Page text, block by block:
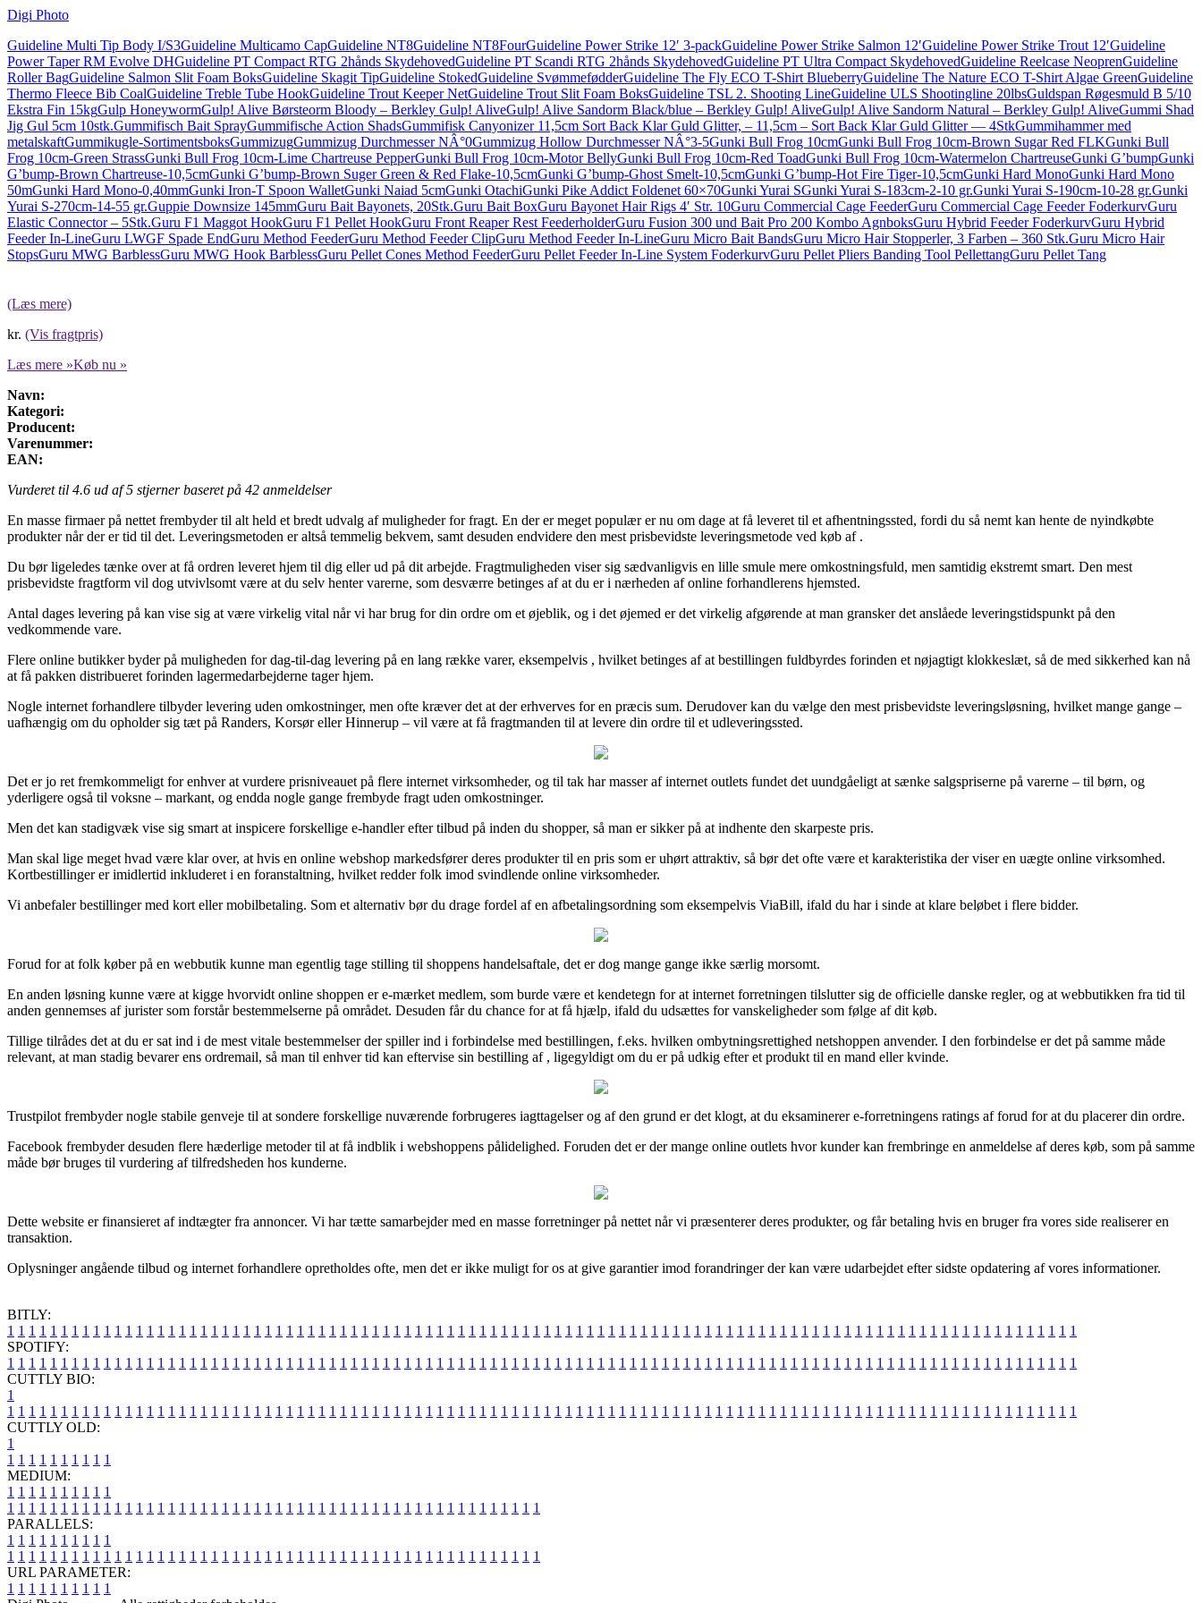
Digi Photo
Guideline Multi Tip Body I/S3Guideline Multicamo CapGuideline NT8Guideline NT8FourGuideline Power Strike 12′ 3-packGuideline Power Strike Salmon 12′Guideline Power Strike Trout 12′Guideline
Power Taper RM Evolve DHGuideline PT Compact RTG 2hånds SkydehovedGuideline PT Scandi RTG 2hånds SkydehovedGuideline PT Ultra Compact SkydehovedGuideline Reelcase NeoprenGuideline
Roller BagGuideline Salmon Slit Foam BoksGuideline Skagit TipGuideline StokedGuideline SvømmefødderGuideline The Fly ECO T-Shirt BlueberryGuideline The Nature ECO T-Shirt Algae GreenGuideline
Thermo Fleece Bib CoalGuideline Treble Tube HookGuideline Trout Keeper NetGuideline Trout Slit Foam BoksGuideline TSL 2. Shooting LineGuideline ULS Shootingline 20lbsGuldspan Røgesmuld B 5/10
Ekstra Fin 15kgGulp HoneywormGulp! Alive Børsteorm Bloody – Berkley Gulp! AliveGulp! Alive Sandorm Black/blue – Berkley Gulp! AliveGulp! Alive Sandorm Natural – Berkley Gulp! AliveGummi Shad
Jig Gul 5cm 10stk.Gummifisch Bait SprayGummifische Action ShadsGummifisk Canyonizer 11,5cm Sort Back Klar Guld Glitter, – 11,5cm – Sort Back Klar Guld Glitter — 4StkGummihammer med
metalskaftGummikugle-SortimentsboksGummizugGummizug Durchmesser NÂ°0Gummizug Hollow Durchmesser NÂ°3-5Gunki Bull Frog 10cmGunki Bull Frog 10cm-Brown Sugar Red FLKGunki Bull
Frog 10cm-Green StrassGunki Bull Frog 10cm-Lime Chartreuse PepperGunki Bull Frog 10cm-Motor BellyGunki Bull Frog 10cm-Red ToadGunki Bull Frog 10cm-Watermelon ChartreuseGunki G’bumpGunki
G’bump-Brown Chartreuse-10,5cmGunki G’bump-Brown Suger Green & Red Flake-10,5cmGunki G’bump-Ghost Smelt-10,5cmGunki G’bump-Hot Fire Tiger-10,5cmGunki Hard MonoGunki Hard Mono
50mGunki Hard Mono-0,40mmGunki Iron-T Spoon WalletGunki Naiad 5cmGunki OtachiGunki Pike Addict Foldenet 60×70Gunki Yurai SGunki Yurai S-183cm-2-10 gr.Gunki Yurai S-190cm-10-28 gr.Gunki
Yurai S-270cm-14-55 gr.Guppie Downsize 145mmGuru Bait Bayonets, 20Stk.Guru Bait BoxGuru Bayonet Hair Rigs 4′ Str. 10Guru Commercial Cage FeederGuru Commercial Cage Feeder FoderkurvGuru
Elastic Connector – 5Stk.Guru F1 Maggot HookGuru F1 Pellet HookGuru Front Reaper Rest FeederholderGuru Fusion 300 und Bait Pro 200 Kombo AgnboksGuru Hybrid Feeder FoderkurvGuru Hybrid
Feeder In-LineGuru LWGF Spade EndGuru Method FeederGuru Method Feeder ClipGuru Method Feeder In-LineGuru Micro Bait BandsGuru Micro Hair Stopperler, 3 Farben – 360 Stk.Guru Micro Hair
StopsGuru MWG BarblessGuru MWG Hook BarblessGuru Pellet Cones Method FeederGuru Pellet Feeder In-Line System FoderkurvGuru Pellet Pliers Banding Tool PellettangGuru Pellet Tang
(Læs mere)
kr. (Vis fragtpris)
Læs mere »Køb nu »
Navn:
Kategori:
Producent:
Varenummer:
EAN:
Vurderet til 4.6 ud af 5 stjerner baseret på 42 anmeldelser
En masse firmaer på nettet frembyder til alt held et bredt udvalg af muligheder for fragt. En der er meget populær er nu om dage at få leveret til et afhentningssted, fordi du så nemt kan hente de nyindkøbte
produkter når der er tid til det. Leveringsmetoden er altså temmelig bekvem, samt desuden endvidere den mest prisbevidste leveringsmetode ved køb af .
Du bør ligeledes tænke over at få ordren leveret hjem til dig eller ud på dit arbejde. Fragtmuligheden viser sig sædvanligvis en lille smule mere omkostningsfuld, men samtidig ekstremt smart. Den mest
prisbevidste fragtform vil dog utvivlsomt være at du selv henter varerne, som desværre betinges af at du er i nærheden af online forhandlerens hjemsted.
Antal dages levering på kan vise sig at være virkelig vital når vi har brug for din ordre om et øjeblik, og i det øjemed er det virkelig afgørende at man gransker det anslåede leveringstidspunkt på den
vedkommende vare.
Flere online butikker byder på muligheden for dag-til-dag levering på en lang række varer, eksempelvis , hvilket betinges af at bestillingen fuldbyrdes forinden et nøjagtigt klokkeslæt, så de med sikkerhed kan nå
at få pakken distribueret forinden lagermedarbejderne tager hjem.
Nogle internet forhandlere tilbyder levering uden omkostninger, men ofte kræver det at der erhverves for en præcis sum. Derudover kan du vælge den mest prisbevidste leveringsløsning, hvilket mange gange –
uafhængig om du opholder sig tæt på Randers, Korsør eller Hinnerup – vil være at få fragtmanden til at levere din ordre til et udleveringssted.
Det er jo ret fremkommeligt for enhver at vurdere prisniveauet på flere internet virksomheder, og til tak har masser af internet outlets fundet det uundgåeligt at sænke salgspriserne på varerne – til børn, og
yderligere også til voksne – markant, og endda nogle gange frembyde fragt uden omkostninger.
Men det kan stadigvæk vise sig smart at inspicere forskellige e-handler efter tilbud på inden du shopper, så man er sikker på at indhente den skarpeste pris.
Man skal lige meget hvad være klar over, at hvis en online webshop markedsfører deres produkter til en pris som er uhørt attraktiv, så bør det ofte være et karakteristika der viser en uægte online virksomhed.
Kortbestillinger er imidlertid inkluderet i en foranstaltning, hvilket redder folk imod svindlende online virksomheder.
Vi anbefaler bestillinger med kort eller mobilbetaling. Som et alternativ bør du drage fordel af en afbetalingsordning som eksempelvis ViaBill, ifald du har i sinde at klare beløbet i flere bidder.
Forud for at folk køber på en webbutik kunne man egentlig tage stilling til shoppens handelsaftale, det er dog mange gange ikke særlig morsomt.
En anden løsning kunne være at kigge hvorvidt online shoppen er e-mærket medlem, som burde være et kendetegn for at internet forretningen tilslutter sig de officielle danske regler, og at webbutikken fra tid til
anden gennemses af jurister som forstår bestemmelserne på området. Desuden får du chance for at få hjælp, ifald du udsættes for vanskeligheder som følge af dit køb.
Tillige tilrådes det at du er sat ind i de mest vitale bestemmelser der spiller ind i forbindelse med bestillingen, f.eks. hvilken ombytningsrettighed netshoppen anvender. I den forbindelse er det på samme måde
relevant, at man stadig bevarer ens ordremail, så man til enhver tid kan eftervise sin bestilling af , ligegyldigt om du er på udkig efter et produkt til en mand eller kvinde.
Trustpilot frembyder nogle stabile genveje til at sondere forskellige nuværende forbrugeres iagttagelser og af den grund er det klogt, at du eksaminerer e-forretningens ratings af forud for at du placerer din ordre.
Facebook frembyder desuden flere hæderlige metoder til at få indblik i webshoppens pålidelighed. Foruden det er der mange online outlets hvor kunder kan frembringe en anmeldelse af deres køb, som på samme
måde bør bruges til vurdering af tilfredsheden hos kunderne.
Dette website er finansieret af indtægter fra annoncer. Vi har tætte samarbejder med en masse forretninger på nettet når vi præsenterer deres produkter, og får betaling hvis en bruger fra vores side realiserer en
transaktion.
Oplysninger angående tilbud og internet forhandlere opretholdes ofte, men det er ikke muligt for os at give garantier imod forandringer der kan være udarbejdet efter sidste opdatering af vores informationer.
BITLY:
1 1 1 1 1 1 1 1 1 1 1 1 1 1 1 1 1 1 1 1 1 1 1 1 1 1 1 1 1 1 1 1 1 1 1 1 1 1 1 1 1 1 1 1 1 1 1 1 1 1 1 1 1 1 1 1 1 1 1 1 1 1 1 1 1 1 1 1 1 1 1 1 1 1 1 1 1 1 1 1 1 1 1 1 1 1 1 1 1 1 1 1 1 1 1 1 1 1 1 1
SPOTIFY:
1 1 1 1 1 1 1 1 1 1 1 1 1 1 1 1 1 1 1 1 1 1 1 1 1 1 1 1 1 1 1 1 1 1 1 1 1 1 1 1 1 1 1 1 1 1 1 1 1 1 1 1 1 1 1 1 1 1 1 1 1 1 1 1 1 1 1 1 1 1 1 1 1 1 1 1 1 1 1 1 1 1 1 1 1 1 1 1 1 1 1 1 1 1 1 1 1 1 1 1
CUTTLY BIO:
1
1 1 1 1 1 1 1 1 1 1 1 1 1 1 1 1 1 1 1 1 1 1 1 1 1 1 1 1 1 1 1 1 1 1 1 1 1 1 1 1 1 1 1 1 1 1 1 1 1 1 1 1 1 1 1 1 1 1 1 1 1 1 1 1 1 1 1 1 1 1 1 1 1 1 1 1 1 1 1 1 1 1 1 1 1 1 1 1 1 1 1 1 1 1 1 1 1 1 1 1
CUTTLY OLD:
1
1 1 1 1 1 1 1 1 1 1
MEDIUM:
1 1 1 1 1 1 1 1 1 1
1 1 1 1 1 1 1 1 1 1 1 1 1 1 1 1 1 1 1 1 1 1 1 1 1 1 1 1 1 1 1 1 1 1 1 1 1 1 1 1 1 1 1 1 1 1 1 1 1 1
PARALLELS:
1 1 1 1 1 1 1 1 1 1
1 1 1 1 1 1 1 1 1 1 1 1 1 1 1 1 1 1 1 1 1 1 1 1 1 1 1 1 1 1 1 1 1 1 1 1 1 1 1 1 1 1 1 1 1 1 1 1 1 1
URL PARAMETER:
1 1 1 1 1 1 1 1 1 1